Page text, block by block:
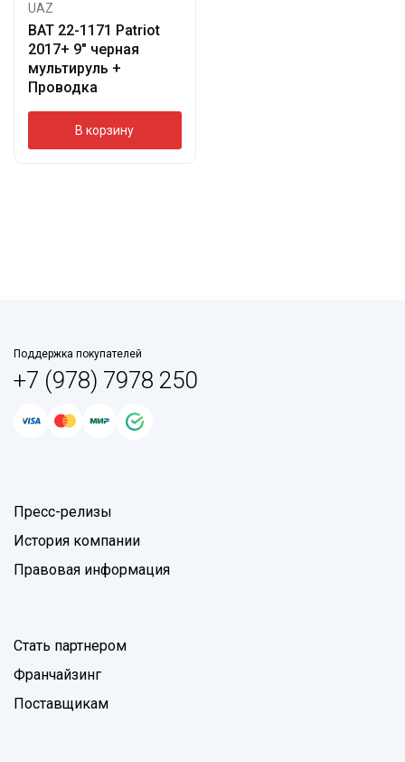
UAZ
BAT 22-1171 Patriot
2017+ 9″ черная
мультируль +
Проводка
В корзину
Поддержка покупателей
+7 (978) 7978 250
Пресс-релизы
История компании
Правовая информация
Стать партнером
Франчайзинг
Поставщикам